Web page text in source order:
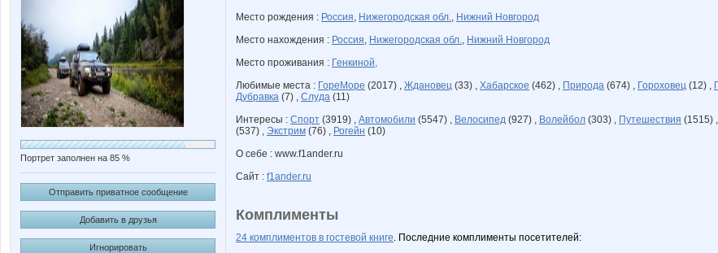
Портрет заполнен на 85 %
Отправить приватное сообщение
Добавить в друзья
Игнорировать
Место рождения : Россия, Нижегородская обл., Нижний Новгород
Место нахождения : Россия, Нижегородская обл., Нижний Новгород
Место проживания : Генкиной,
Любимые места : ГореМоре (2017) , Ждановец (33) , Хабарское (462) , Природа (674) , Гороховец (12) ,
Дубравка (7) , Слуда (11)
Интересы : Спорт (3919) , Автомобили (5547) , Велосипед (927) , Волейбол (303) , Путешествия (1515) ,
(537) , Экстрим (76) , Рогейн (10)
О себе : www.f1ander.ru
Сайт : f1ander.ru
Комплименты
24 комплиментов в гостевой книге. Последние комплименты посетителей: